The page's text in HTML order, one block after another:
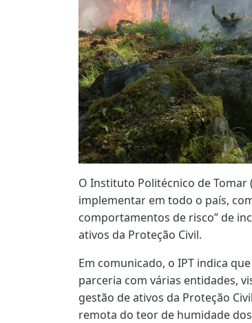
O Instituto Politécnico de Tomar
implementar em todo o país,
comportamentos de risco” de
ativos da Proteção Civil.
Em comunicado, o IPT indica
parceria com várias entidades,
gestão de ativos da Proteção
remota do teor de humidade